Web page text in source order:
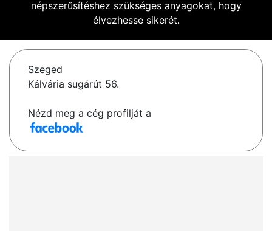
népszerűsítéshez szükséges anyagokat, hogy
élvezhesse sikerét.
Szeged
Kálvária sugárút 56.
Nézd meg a cég profilját a